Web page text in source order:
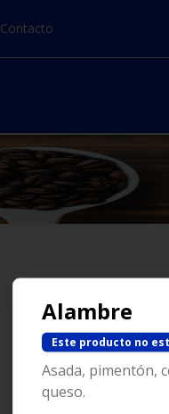
Contacto
Alambre
Este producto no
Asada, pimentón,
queso.